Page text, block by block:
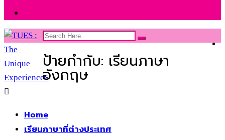
Home
เรียนภาษาที่ต่างประเทศ
ป้ายกำกับ: เรียนภาษา
อังกฤษ